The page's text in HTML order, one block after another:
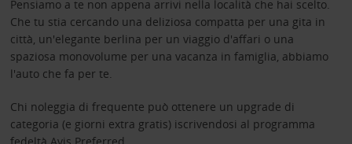
Pensiamo a te non appena arrivi nella località che hai scelto.
Che tu stia cercando una deliziosa compatta per una gita in
città, un'elegante berlina per un viaggio d'affari o una
spaziosa monovolume per una vacanza in famiglia, abbiamo
l'auto che fa per te.
Chi noleggia di frequente può ottenere un upgrade di
categoria (e giorni extra gratis) iscrivendosi al programma